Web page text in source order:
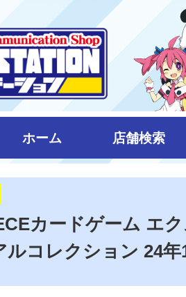
ホーム 店舗検索
カードゲーム エ
ルコレクション 24年